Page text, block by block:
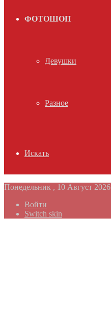
ФОТОШОП
Девушки
Разное
Искать
Понедельник , 10 Август 2026
Войти
Switch skin